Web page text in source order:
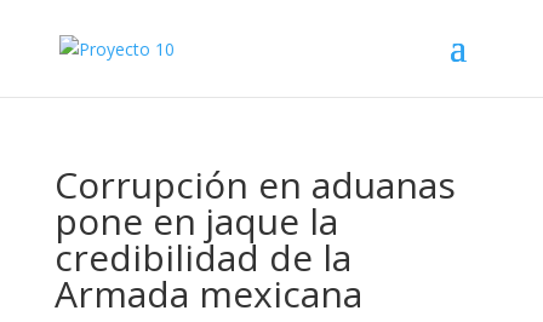
Corrupción en aduanas
pone en jaque la
credibilidad de la
Armada mexicana